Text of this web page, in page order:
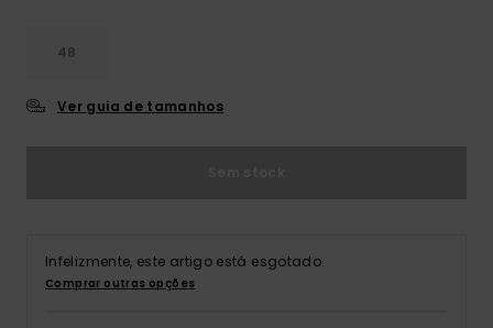
48
Ver guia de tamanhos
Infelizmente, este artigo está esgotado.
Comprar outras opções